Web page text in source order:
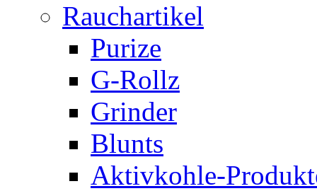
Rauchartikel
Purize
G-Rollz
Grinder
Blunts
Aktivkohle-